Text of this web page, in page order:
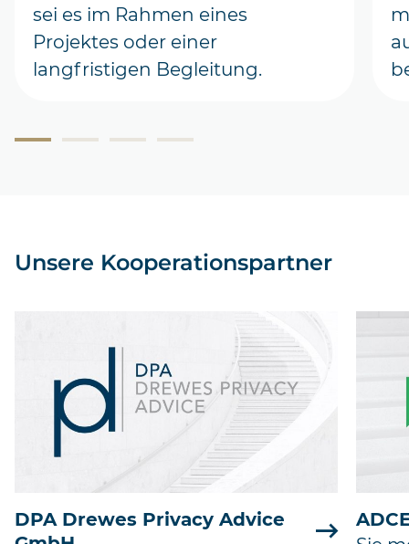
sei es im Rahmen eines
Projektes oder einer
langfristigen Begleitung.
Unsere Kooperationspartner
DPA Drewes Privacy Advice